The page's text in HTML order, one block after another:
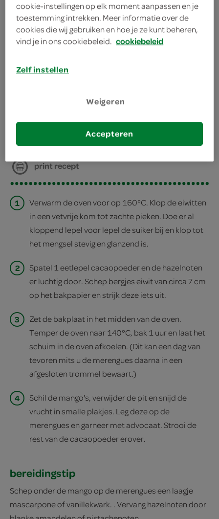
kies je winkel
benodigdheden
deel op twitter
deel op facebook
print recept
1
Verwarm de oven voor op 160°C. Klop de eiwitten
in een vetvrije kom tot zachte pieken. Doe er al
kloppend lepel voor lepel de suiker bij en klop tot
het mengsel stevig en glanzend is.
2
Spatel 1 eetlepel cacaopoeder en de hazelnoten
er luchtig door. Schep bergjes eiwit van circa 7 cm
op het bakpapier en strijk deze iets uit.
3
Zet de bakplaat in het midden van de oven.
Temper de oven naar 140°C, bak 1 uur en laat het
schuim in de oven afkoelen. (Dit kan een dag van
tevoren mits u de merengues daarna in een
afgesloten trommel bewaart.)
4
Schil de mango's, verwijder de pit en snijd de
vrucht in smalle plakjes. Leg deze op de
merengues en garneer met advocaat. Strooi de
rest van de cacaopoeder erover.
bereidingstip
Schep onder de mango op de merengues een laagje
mascarpone of vanillekwark. . Vervang hazelnoten door
cookie-instellingen op elk moment aanpassen en je
toestemming intrekken. Meer informatie over de
cookies die wij gebruiken en hoe je ze kunt beheren,
vind je in ons cookiebeleid. cookiebeleid
Zelf instellen
Weigeren
Accepteren